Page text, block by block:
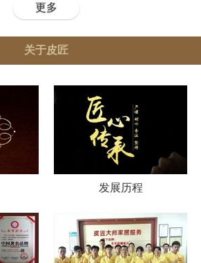
更多
关于皮匠
发展历程